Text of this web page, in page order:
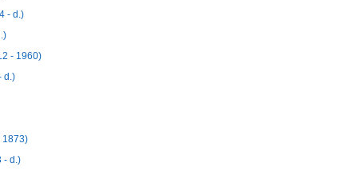
- d.)
- 1960)
d.)
1873)
- d.)